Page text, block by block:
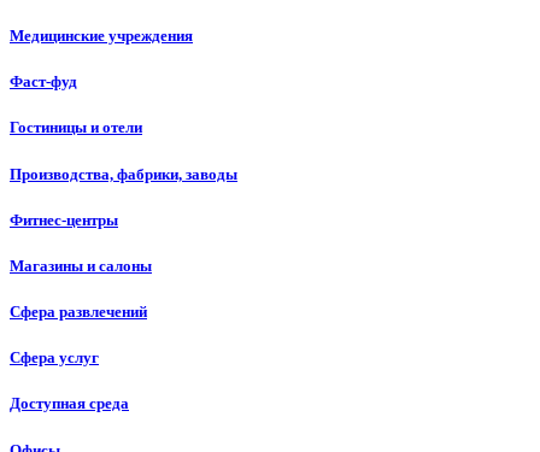
Медицинские учреждения
Фаст-фуд
Гостиницы и отели
Производства, фабрики, заводы
Фитнес-центры
Магазины и салоны
Сфера развлечений
Сфера услуг
Доступная среда